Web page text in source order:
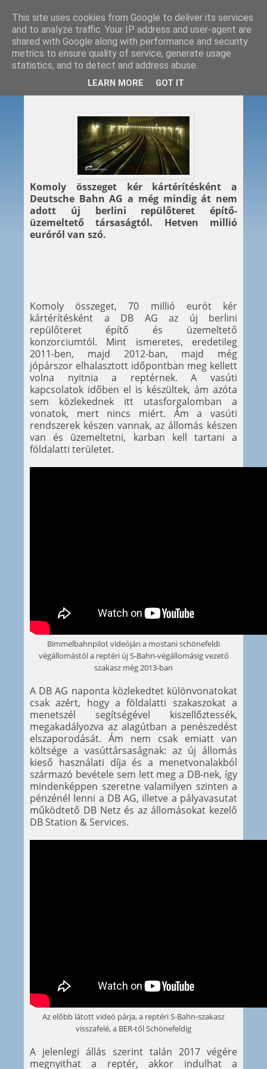
2015. 11. 05.
Milliókat kér a DB
Komoly összeget kér kártérítésként a
Deutsche Bahn AG a még mindig át nem
adott új berlini repülőteret építő-
üzemeltető társaságtól. Hetven millió
euróról van szó.
Komoly összeget, 70 millió eurót kér
kártérítésként a DB AG az új berlini
repülőteret építő és üzemeltető
konzorciumtól. Mint ismeretes, eredetileg
2011-ben, majd 2012-ban, majd még
jópárszor elhalasztott időpontban meg kellett
volna nyitnia a reptérnek. A vasúti
kapcsolatok időben el is készültek, ám azóta
sem közlekednek itt utasforgalomban a
vonatok, mert nincs miért. Ám a vasúti
rendszerek készen vannak, az állomás készen
van és üzemeltetni, karban kell tartani a
földalatti területet.
Bimmelbahnpilot videóján a mostani schönefeldi
végállomástól a reptéri új S-Bahn-végállomásig vezető
szakasz még 2013-ban
A DB AG naponta közlekedtet különvonatokat
csak azért, hogy a földalatti szakaszokat a
menetszél segítségével kiszellőztessék,
megakadályozva az alagútban a penészedést
elszaporodását. Ám nem csak emiatt van
költsége a vasúttársaságnak: az új állomás
kieső használati díja és a menetvonalakból
származó bevétele sem lett meg a DB-nek, így
mindenképpen szeretne valamilyen szinten a
pénzénél lenni a DB AG, illetve a pályavasutat
működtető DB Netz és az állomásokat kezelő
DB Station & Services.
Az előbb látott videó párja, a reptéri S-Bahn-szakasz
visszafelé, a BER-től Schönefeldig
A jelenlegi állás szerint talán 2017 végére
megnyithat a reptér, akkor indulhat a
This site uses cookies from Google to deliver its services
and to analyze traffic. Your IP address and user-agent are
shared with Google along with performance and security
metrics to ensure quality of service, generate usage
statistics, and to detect and address abuse.
LEARN MORE GOT IT